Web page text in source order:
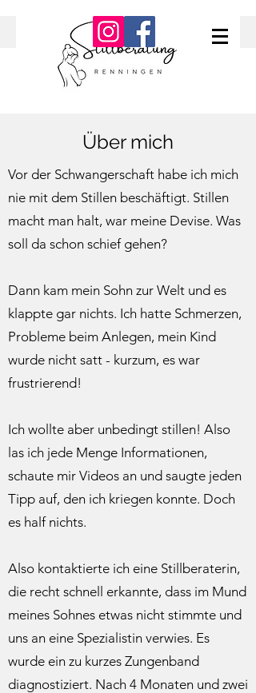
Über mich
Vor der Schwangerschaft habe ich mich
nie mit dem Stillen beschäftigt. Stillen
macht man halt, war meine Devise. Was
soll da schon schief gehen?
Dann kam mein Sohn zur Welt und es
klappte gar nichts. Ich hatte Schmerzen,
Probleme beim Anlegen, mein Kind
wurde nicht satt - kurzum, es war
frustrierend!
Ich wollte aber unbedingt stillen! Also
las ich jede Menge Informationen,
schaute mir Videos an und saugte jeden
Tipp auf, den ich kriegen konnte. Doch
es half nichts.
Also kontaktierte ich eine Stillberaterin,
die recht schnell erkannte, dass im Mund
meines Sohnes etwas nicht stimmte und
uns an eine Spezialistin verwies. Es
wurde ein zu kurzes Zungenband
diagnostiziert. Nach 4 Monaten und zwei